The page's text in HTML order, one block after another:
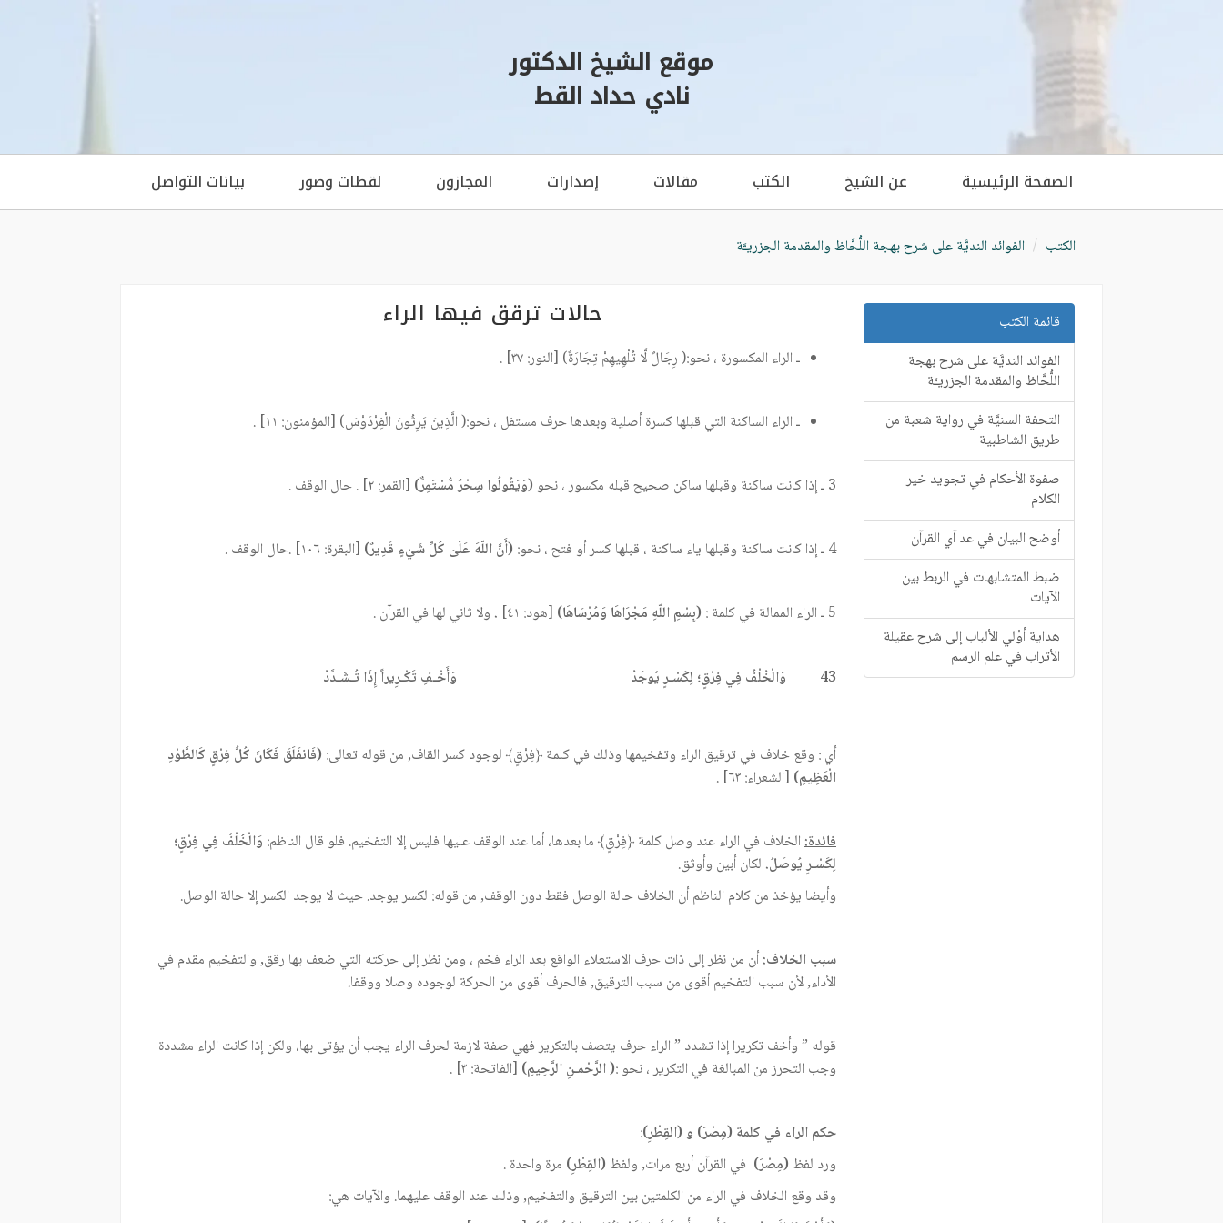
موقع الشيخ الدكتور
نادي حداد القط
الصفحة الرئيسية عن الشيخ الكتب مقالات إصدارات المجازون لقطات وصور بيانات التواصل
الكتب الفوائد النديَّة على شرح بهجة اللُّحَّاظ والمقدمة الجزريـَّة
قائمة الكتب
الفوائد النديَّة على شرح بهجة
اللُّحَّاظ والمقدمة الجزريـَّة
التحفة السنيَّة في رواية شعبة من
طريق الشاطبية
صفوة الأحكام في تجويد خير
الكلام
أوضح البيان في عد آي القرآن
ضبط المتشابهات في الربط بين
الآيات
هداية أوْلي الألباب إلى شرح عقيلة
الأتراب في علم الرسم
حالات ترقق فيها الراء
ـ الراء المكسورة ، نحو:( رِجَالٌ لَّا تُلْهِيهِمْ تِجَارَةٌ) [النور: ٣٧] .
ـ الراء الساكنة التي قبلها كسرة أصلية وبعدها حرف مستفل ، نحو:( الَّذِينَ يَرِثُونَ الْفِرْدَوْسَ) [المؤمنون: ١١] .
3 ـ إذا كانت ساكنة وقبلها ساكن صحيح قبله مكسور ، نحو (وَيَقُولُوا سِحْرٌ مُّسْتَمِرٌّ) [القمر: ٢] . حال الوقف .
4 ـ إذا كانت ساكنة وقبلها ياء ساكنة ، قبلها كسر أو فتح ، نحو: (أَنَّ اللّهَ عَلَىَ كُلِّ شَيْءٍ قَدِيرٌ) [البقرة: ١٠٦] .حال الوقف .
5 ـ الراء الممالة في كلمة : (بِسْمِ اللّهِ مَجْرَاهَا وَمُرْسَاهَا) [هود: ٤١] . ولا ثاني لها في القرآن .
43 وَالْخُلْفُ فِي فِرْقٍ؛ لِكَسْـرٍ يُوجَدُ وَأَخْـفِ تَكْـرِيراً إِذَا تُـشَـدَّدُ
أي : وقع خلاف في ترقيق الراء وتفخيمها وذلك في كلمة ﴿فِرْقٍ﴾ لوجود كسر القاف, من قوله تعالى: (فَانفَلَقَ فَكَانَ كُلُّ فِرْقٍ كَالطَّوْدِ
الْعَظِيمِ) [الشعراء: ٦٣] .
فائدة:الخلاف في الراء عند وصل كلمة ﴿فِرْقٍ﴾ ما بعدها، أما عند الوقف عليها فليس إلا التفخيم. فلو قال الناظم: وَالْخُلْفُ فِي فِرْقٍ؛
لِكَسْـرٍ يُوصَلُ. لكان أبين وأوثق.
وأيضا يؤخذ من كلام الناظم أن الخلاف حالة الوصل فقط دون الوقف, من قوله: لكسر يوجد. حيث لا يوجد الكسر إلا حالة الوصل.
سبب الخلاف:أن من نظر إلى ذات حرف الاستعلاء الواقع بعد الراء فخم ، ومن نظر إلى حركته التي ضعف بها رقق, والتفخيم مقدم في
الأداء, لأن سبب التفخيم أقوى من سبب الترقيق, فالحرف أقوى من الحركة لوجوده وصلا ووقفا.
قوله ” وأخف تكريرا إذا تشدد ” الراء حرف يتصف بالتكرير فهي صفة لازمة لحرف الراء يجب أن يؤتى بها، ولكن إذا كانت الراء مشددة
وجب التحرز من المبالغة في التكرير ، نحو :(الرَّحْمـنِ الرَّحِيمِ) [الفاتحة: ٣] .
حكم الراء في كلمة (مِصْرَ) و (القِطْرِ):
ورد لفظ(مِصْرَ) في القرآن أربع مرات, ولفظ(القِطْرِ) مرة واحدة .
وقد وقع الخلاف في الراء من الكلمتين بين الترقيق والتفخيم, وذلك عند الوقف عليهما. والآيات هي: